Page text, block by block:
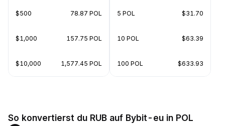
$500 78.87 POL
$1,000 157.75 POL
$10,000 1,577.45 POL
5 POL $31.70
10 POL $63.39
100 POL $633.93
So konvertierst du RUB auf Bybit-eu in POL